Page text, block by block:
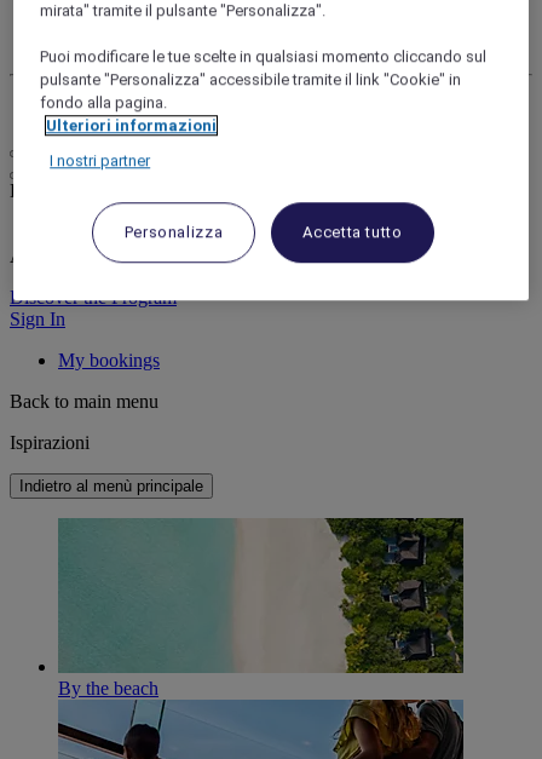
My account
Log Out
Life styled your way
ALL rewards you wherever you go, whatever you do.
Discover the Program
Sign In
My bookings
Back to main menu
Ispirazioni
Indietro al menù principale
By the beach
mirata" tramite il pulsante "Personalizza".
Puoi modificare le tue scelte in qualsiasi momento cliccando sul
pulsante "Personalizza" accessibile tramite il link "Cookie" in
fondo alla pagina.
Ulteriori informazioni
I nostri partner
Personalizza Accetta tutto